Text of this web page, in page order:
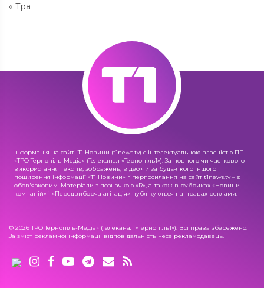
« Тра
Інформація на сайті Т1 Новини (t1news.tv) є інтелектуальною власністю ПП
«ТРО Тернопіль-Медіа» (Телеканал «Тернопіль1»). За повного чи часткового
використання текстів, зображень, відео чи за будь-якого іншого
поширення інформації «Т1 Новини» гіперпосилання на сайт t1news.tv – є
обов'язковим. Матеріали з позначкою «R», а також в рубриках «Новини
компаній» і «Передвиборча агітація» публікуються на правах реклами.
© 2026 ТРО Тернопіль-Медіа» (Телеканал «Тернопіль1»). Всі права збережено.
За зміст рекламної інформації відповідальність несе рекламодавець.